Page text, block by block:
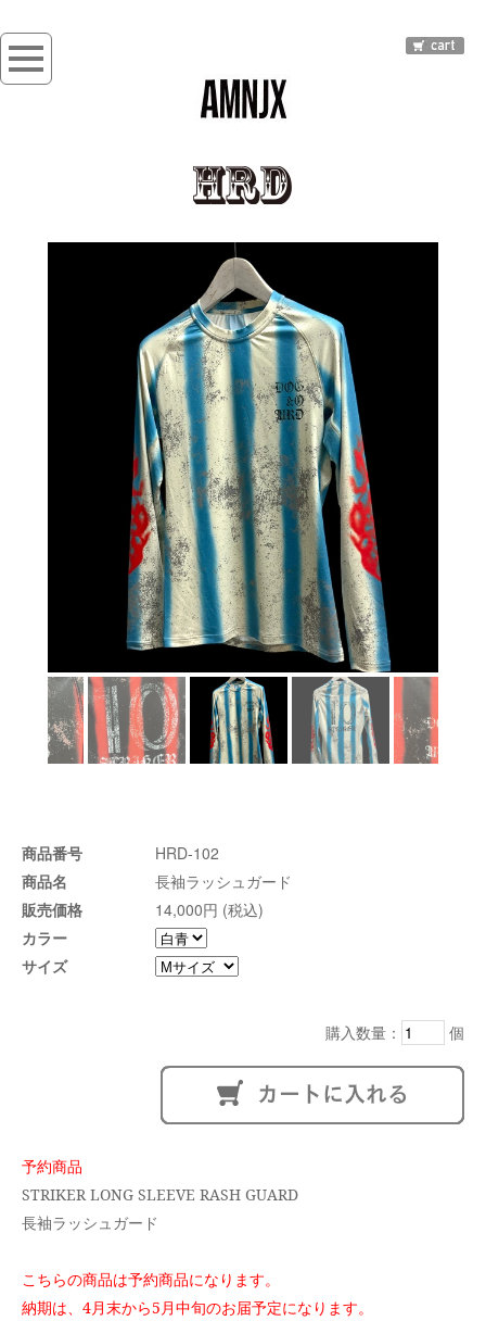
商品番号
HRD-102
商品名
長袖ラッシュガード
販売価格
14,000円 (税込)
カラー
サイズ
購入数量： 個
予約商品
STRIKER LONG SLEEVE RASH GUARD
長袖ラッシュガード
こちらの商品は予約商品になります。
納期は、4月末から5月中旬のお届予定になります。